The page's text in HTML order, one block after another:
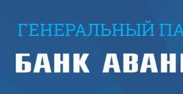
ГЕНЕРАЛЬНЫЙ